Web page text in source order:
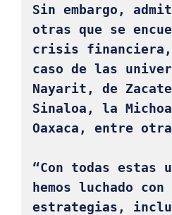
Sin embargo,
otras que se
crisis financiera,
caso de las
Nayarit, de
Sinaloa, la
Oaxaca, entre
“Con todas estas
hemos luchado
estrategias,